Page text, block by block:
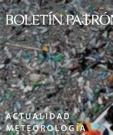
ACTUALIDAD
METEOROLOGÍA